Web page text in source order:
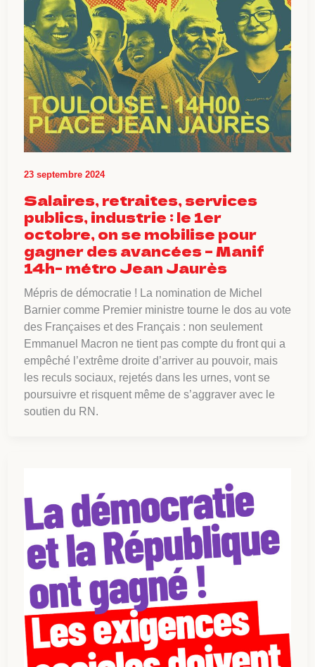
23 septembre 2024
Salaires, retraites, services
publics, industrie : le 1er
octobre, on se mobilise pour
gagner des avancées – Manif
14h- métro Jean Jaurès
Mépris de démocratie ! La nomination de Michel
Barnier comme Premier ministre tourne le dos au vote
des Françaises et des Français : non seulement
Emmanuel Macron ne tient pas compte du front qui a
empêché l’extrême droite d’arriver au pouvoir, mais
les reculs sociaux, rejetés dans les urnes, vont se
poursuivre et risquent même de s’aggraver avec le
soutien du RN.